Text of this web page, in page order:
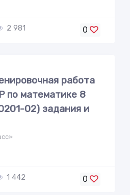
2 981 0
работа
по математике 8
02) задания и
1 442 0